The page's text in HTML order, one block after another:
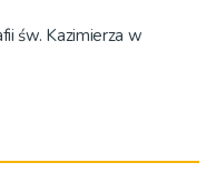
św. Kazimierza w